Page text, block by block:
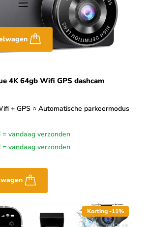
4K 64gb Wifi GPS dashcam
+ GPS ○ Automatische parkeermodus
vandaag verzonden
vandaag verzonden
Korting -11%